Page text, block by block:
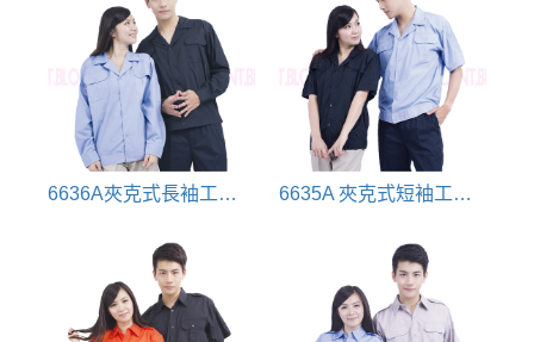
6636A夾克式長袖工作衫 6635A 夾克式短袖工作衫